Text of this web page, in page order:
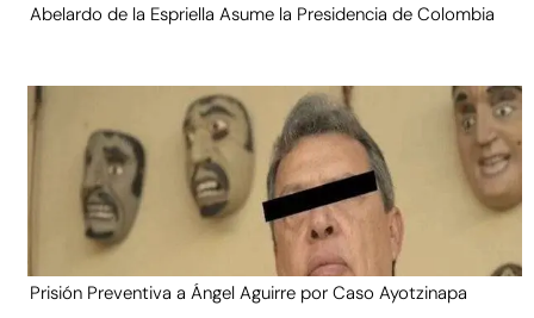
Abelardo de la Espriella Asume la Presidencia de Colombia
Prisión Preventiva a Ángel Aguirre por Caso Ayotzinapa